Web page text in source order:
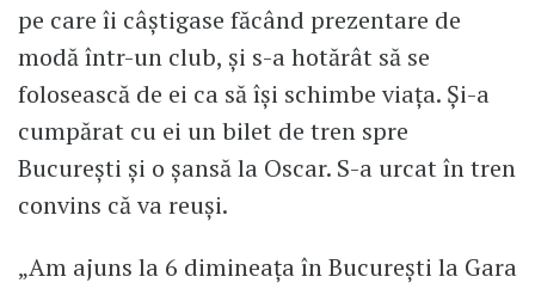
pe care îi câștigase făcând prezentare de
modă într-un club, și s-a hotărât să se
folosească de ei ca să își schimbe viața. Și-a
cumpărat cu ei un bilet de tren spre
București și o șansă la Oscar. S-a urcat în tren
convins că va reuși.
„Am ajuns la 6 dimineața în București la Gara